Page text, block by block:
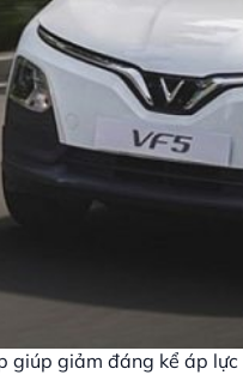
giúp giảm đáng kể áp